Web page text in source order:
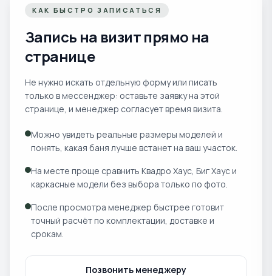
КАК БЫСТРО ЗАПИСАТЬСЯ
Запись на визит прямо на
странице
Не нужно искать отдельную форму или писать
только в мессенджер: оставьте заявку на этой
странице, и менеджер согласует время визита.
Можно увидеть реальные размеры моделей и
понять, какая баня лучше встанет на ваш участок.
На месте проще сравнить Квадро Хаус, Биг Хаус и
каркасные модели без выбора только по фото.
После просмотра менеджер быстрее готовит
точный расчёт по комплектации, доставке и
срокам.
Позвонить менеджеру